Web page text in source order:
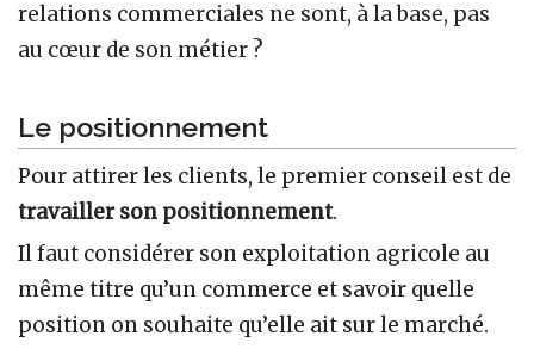
relations commerciales ne sont, à la base, pas
au cœur de son métier ?
Le positionnement
Pour attirer les clients, le premier conseil est de
travailler son positionnement.
Il faut considérer son exploitation agricole au
même titre qu’un commerce et savoir quelle
position on souhaite qu’elle ait sur le marché.